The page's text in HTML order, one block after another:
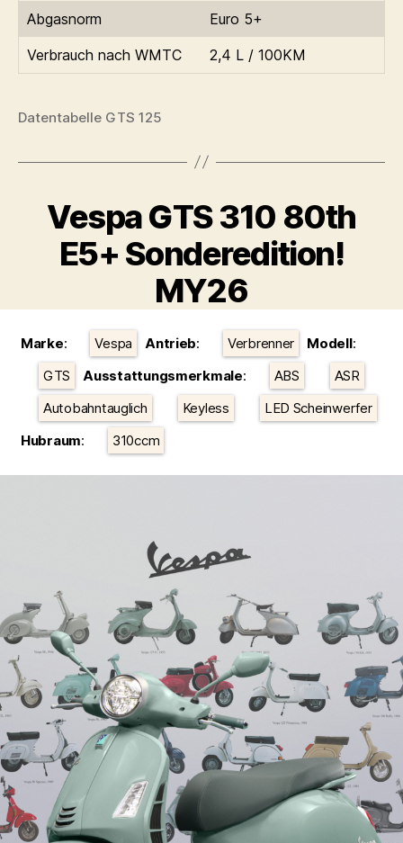
Abgasnorm
Euro 5+
Verbrauch nach WMTC
2,4 L / 100KM
Datentabelle GTS 125
Vespa GTS 310 80th
E5+ Sonderedition!
MY26
Kategorien
Marke: Vespa Antrieb: Verbrenner Modell:
GTS
Ausstattungsmerkmale: ABS
ASR
Autobahntauglich
Keyless
LED Scheinwerfer
Hubraum: 310ccm